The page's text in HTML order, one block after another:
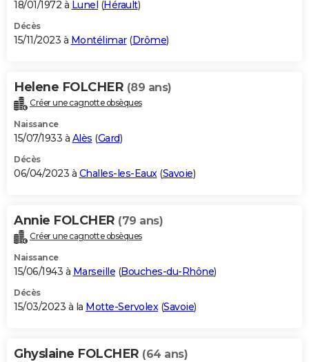
18/01/1972 à Lunel (Hérault)
Décès
15/11/2023 à Montélimar(Drôme)
Helene FOLCHER (89 ans)
Créer une cagnotte obsèques
Naissance
15/07/1933 à Alès (Gard)
Décès
06/04/2023 à Challes-les-Eaux(Savoie)
Annie FOLCHER (79 ans)
Créer une cagnotte obsèques
Naissance
15/06/1943 à Marseille (Bouches-du-Rhône)
Décès
15/03/2023 à la Motte-Servolex(Savoie)
Ghyslaine FOLCHER (64 ans)